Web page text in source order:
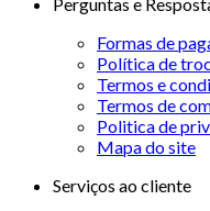
Formas de
Política de
Termos e
Termos de
Politica de
Mapa do site
Serviços ao cliente